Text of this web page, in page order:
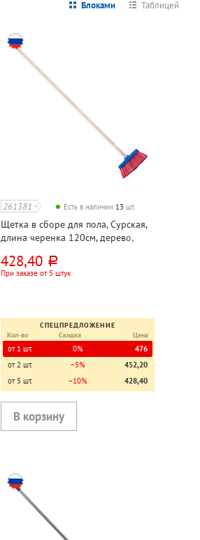
Блоками Таблицей
261381 Есть в наличии 13 шт.
Щетка в сборе для пола, Сурская,
длина черенка 120см, дерево,
еврорезьба, жесткая щетина 6см
428,40 руб.
При заказе от 5 штук
СПЕЦПРЕДЛОЖЕНИЕ
Кол-во
Скидка Цена
от 1 шт. 0%
476
от 2 шт.
−5%
452,20
от 5 шт.
−10% 428,40